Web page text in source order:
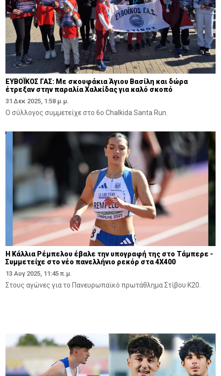
ΕΥΒΟΪΚΟΣ ΓΑΣ: Με σκουφάκια Άγιου Βασίλη και δώρα
έτρεξαν στην παραλία Χαλκίδας για καλό σκοπό
31 Δεκ 2025, 1:58 μ.μ.
Ο σύλλογος συμμετείχε στο 6ο Chalkida Santa Run.
Η Κάλλια Ρέμπελου έβαλε την υπογραφή της στο Τάμπερε -
Συμμετείχε στο νέο πανελλήνιο ρεκόρ στα 4Χ400
13 Αυγ 2025, 11:45 π.μ.
Στους αγώνες για το Πανευρωπαϊκό πρωτάθλημα Στίβου Κ20.